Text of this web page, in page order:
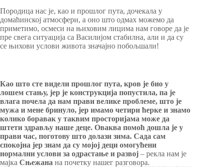
Породица нас је, као и прошлог пута, дочекала у
домаћинској атмосфери, а оно што одмах можемо да
приметимо, осмеси на њиховим лицима нам говоре да је
пре свега ситуација са Василијом стабилна, али и да су
се њихови услови живота значајно побољшали!
Као што сте видели прошлог пута, кров је био у
лошем стању, јер је конструкција попустила, па је
влага почела да нам прави велике проблеме, што је
мужа и мене бринуло, јер имамо четири ћерке и знамо
колико боравак у таквим просторијама може да
штети здрављу наше деце. Оваква помоћ дошла је у
прави час, поготову што долази зима. Сада сам
спокојна јер знам да су мојој деци омогућени
нормални услови за одрастање и развој – рекла нам је
мајка Сњежана на почетку нашег разговора.